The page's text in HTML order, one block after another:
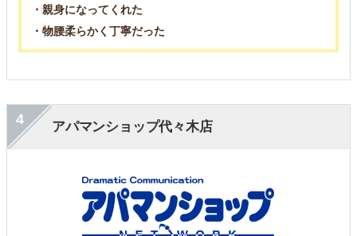
・親身になってくれた
・物腰柔らかく丁寧だった
アパマンショップ代々木店
4